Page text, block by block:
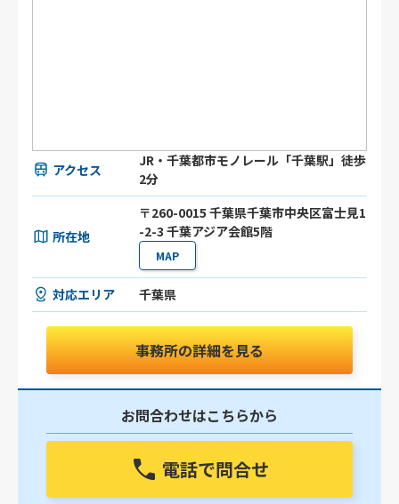
アクセス
JR・千葉都市モノレール「千葉駅」徒歩
2分
所在地
〒260-0015 千葉県千葉市中央区富士見1
-2-3 千葉アジア会館5階
MAP
対応エリア 千葉県
事務所の詳細を見る
お問合わせはこちらから
電話で問合せ